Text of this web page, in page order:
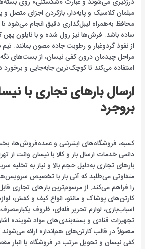
مبلمان کلاسیک و پایه‌دار، بازکردن اجزای متصل
محافظ به‌همراه لیبل‌گذاری دقیق انجام می‌شود
ساده باشد. فرش‌ها نیز رول شده و با نایلون پهن
از نفوذ گردوغبار و رطوبت جاده مصون بمانند. تیم
مراحل چیدمان درون کفی نیسان، از بست‌های
استفاده می‌کند تا کوچک‌ترین جابه‌جایی و
ارسال بارهای تجاری با
بروجرد
کسبه، فروشگاه‌های اینترنتی و عمده‌فروش‌ها،
دائمی خدمات ارسال بار و کالا با نیسان وانت از
بارهای تجاری به‌دلیل حجم بالا و نیاز به تخلیه
متفاوتی می‌طلبد که آنی بار با تخصیص
را فراهم می‌کند. از مرسوم‌ترین بارهای تجاری
کارتن‌های پوشاک و مانتو، انواع کیف و کفش،
اسباب‌بازی، لوازم تحریر فله‌ای، ظروف
تجهیزات قنادی و بسته‌بندی‌های مواد شوینده
معمولاً در قالب کارتن‌های هم‌اندازه ارائه
کفی نیسان و تحویل مرتب در فروشگاه یا انبار